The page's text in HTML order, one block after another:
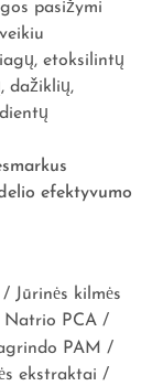
pasižymi
etoksilintų
dažiklių,
efektyvumo
Jūrinės kilmės
PCA /
PAM /
ekstraktai /